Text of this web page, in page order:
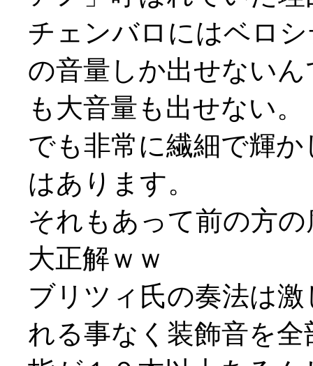
チェンバロにはベロ
の音量しか出せない
も大音量も出せない。
でも非常に繊細で輝
はあります。
それもあって前の方
大正解ｗｗ
ブリツィ氏の奏法は
れる事なく装飾音を